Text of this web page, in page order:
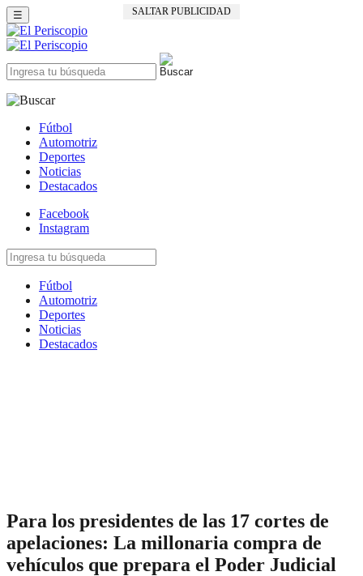
SALTAR PUBLICIDAD
☰
Fútbol
Automotriz
Deportes
Noticias
Destacados
Facebook
Instagram
Fútbol
Automotriz
Deportes
Noticias
Destacados
Para los presidentes de las 17 cortes de
apelaciones: La millonaria compra de
vehículos que prepara el Poder Judicial